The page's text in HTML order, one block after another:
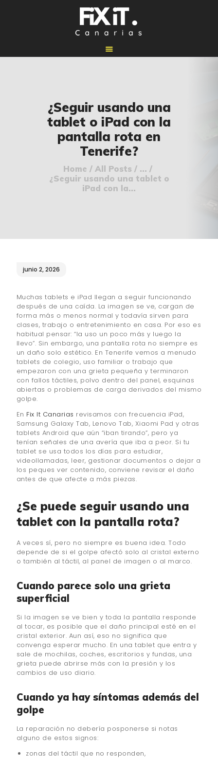
¿Seguir usando una
tablet o iPad con la
pantalla rota en
Tenerife?
Home All Posts
...
¿Seguir usando una tablet o
iPad con la...
🔧 REPARACIONES
🛠️ SERVICIOS
ADICIONALES
👉 SOLICITAR
PRESUPUESTO
📞 CONTACTOS
junio 2, 2026
Muchas tablets e iPad llegan a seguir funcionando
después de una caída. La imagen se ve, cargan de
forma más o menos normal y todavía sirven para
clases, trabajo o entretenimiento en casa. Por eso es
habitual pensar: “la uso un poco más y luego la
llevo”. Sin embargo, una pantalla rota no siempre es
un daño solo estético. En Tenerife vemos a menudo
tablets de colegio, uso familiar o trabajo que
empezaron con una grieta pequeña y terminaron
con fallos táctiles, polvo dentro del panel, esquinas
abiertas o problemas de carga derivados del mismo
golpe.
En Fix It Canarias revisamos con frecuencia iPad,
Samsung Galaxy Tab, Lenovo Tab, Xiaomi Pad y otras
tablets Android que aún “iban tirando”, pero ya
tenían señales de una avería que iba a peor. Si tu
tablet se usa todos los días para estudiar,
videollamadas, leer, gestionar documentos o dejar a
los peques ver contenido, conviene revisar el daño
antes de que afecte a más piezas.
¿Se puede seguir usando una
tablet con la pantalla rota?
A veces sí, pero no siempre es buena idea. Todo
depende de si el golpe afectó solo al cristal externo
o también al táctil, al panel de imagen o al marco.
Cuando parece solo una grieta
superficial
Si la imagen se ve bien y toda la pantalla responde
al tocar, es posible que el daño principal esté en el
cristal exterior. Aun así, eso no significa que
convenga esperar mucho. En una tablet que entra y
sale de mochilas, coches, escritorios y fundas, una
grieta puede abrirse más con la presión y los
cambios de uso diario.
Cuando ya hay síntomas además del
golpe
La reparación no debería posponerse si notas
alguno de estos signos:
zonas del táctil que no responden,